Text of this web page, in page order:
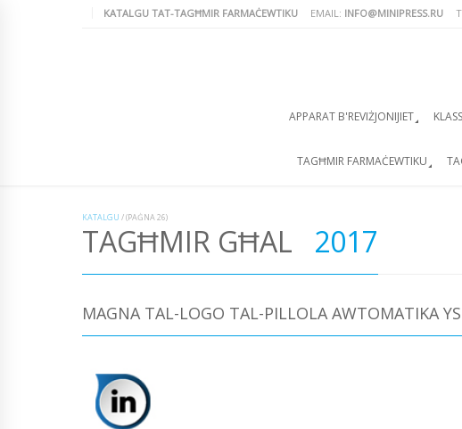
KATALGU TAT-TAGĦMIR FARMAĊEWTIKU EMAIL: INFO@MINIPRESS.RU
APPARAT B'REVIŻJONIJIET
TAGĦMIR FARMAĊEWTIKU
KATALGU /(PAĠNA 26)
TAGĦMIR GĦAL 2017
MAGNA TAL-LOGO TAL-PILLOLA AWTOMATIKA